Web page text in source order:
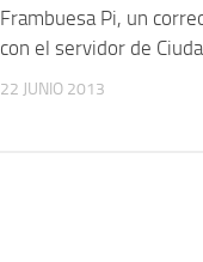
Frambuesa Pi, un
con el servidor de
22 JUNIO 2013